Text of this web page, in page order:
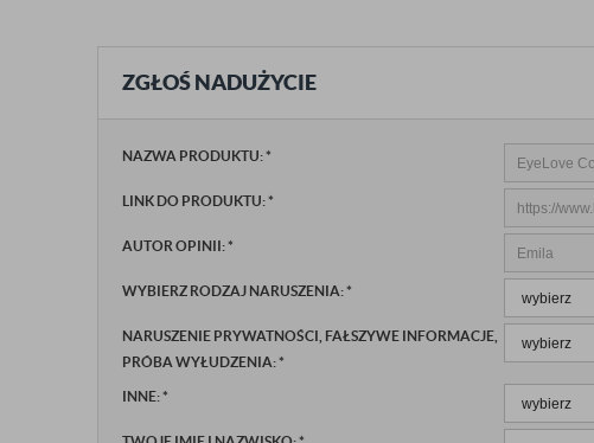
ZGŁOŚ NADUŻYCIE
NAZWA PRODUKTU:*
LINK DO PRODUKTU:*
AUTOR OPINII:*
WYBIERZ RODZAJ NARUSZENIA:*
NARUSZENIE PRYWATNOŚCI, FAŁSZYWE INFORMACJE,
PRÓBA WYŁUDZENIA:*
INNE:*